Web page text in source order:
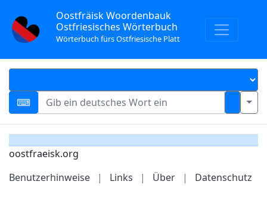
Oostfräisk Woordenbauk
Ostfriesisches Wörterbuch
Wörterbuch fürs Ostfriesische Platt
oostfraeisk.org
Benutzerhinweise
| Links | Über | Datenschutz